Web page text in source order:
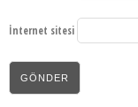
İnternet sitesi